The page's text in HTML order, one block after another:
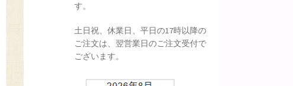
す。
土日祝、休業日、平日の17時以降の
ご注文は、翌営業日のご注文受付で
ございます。